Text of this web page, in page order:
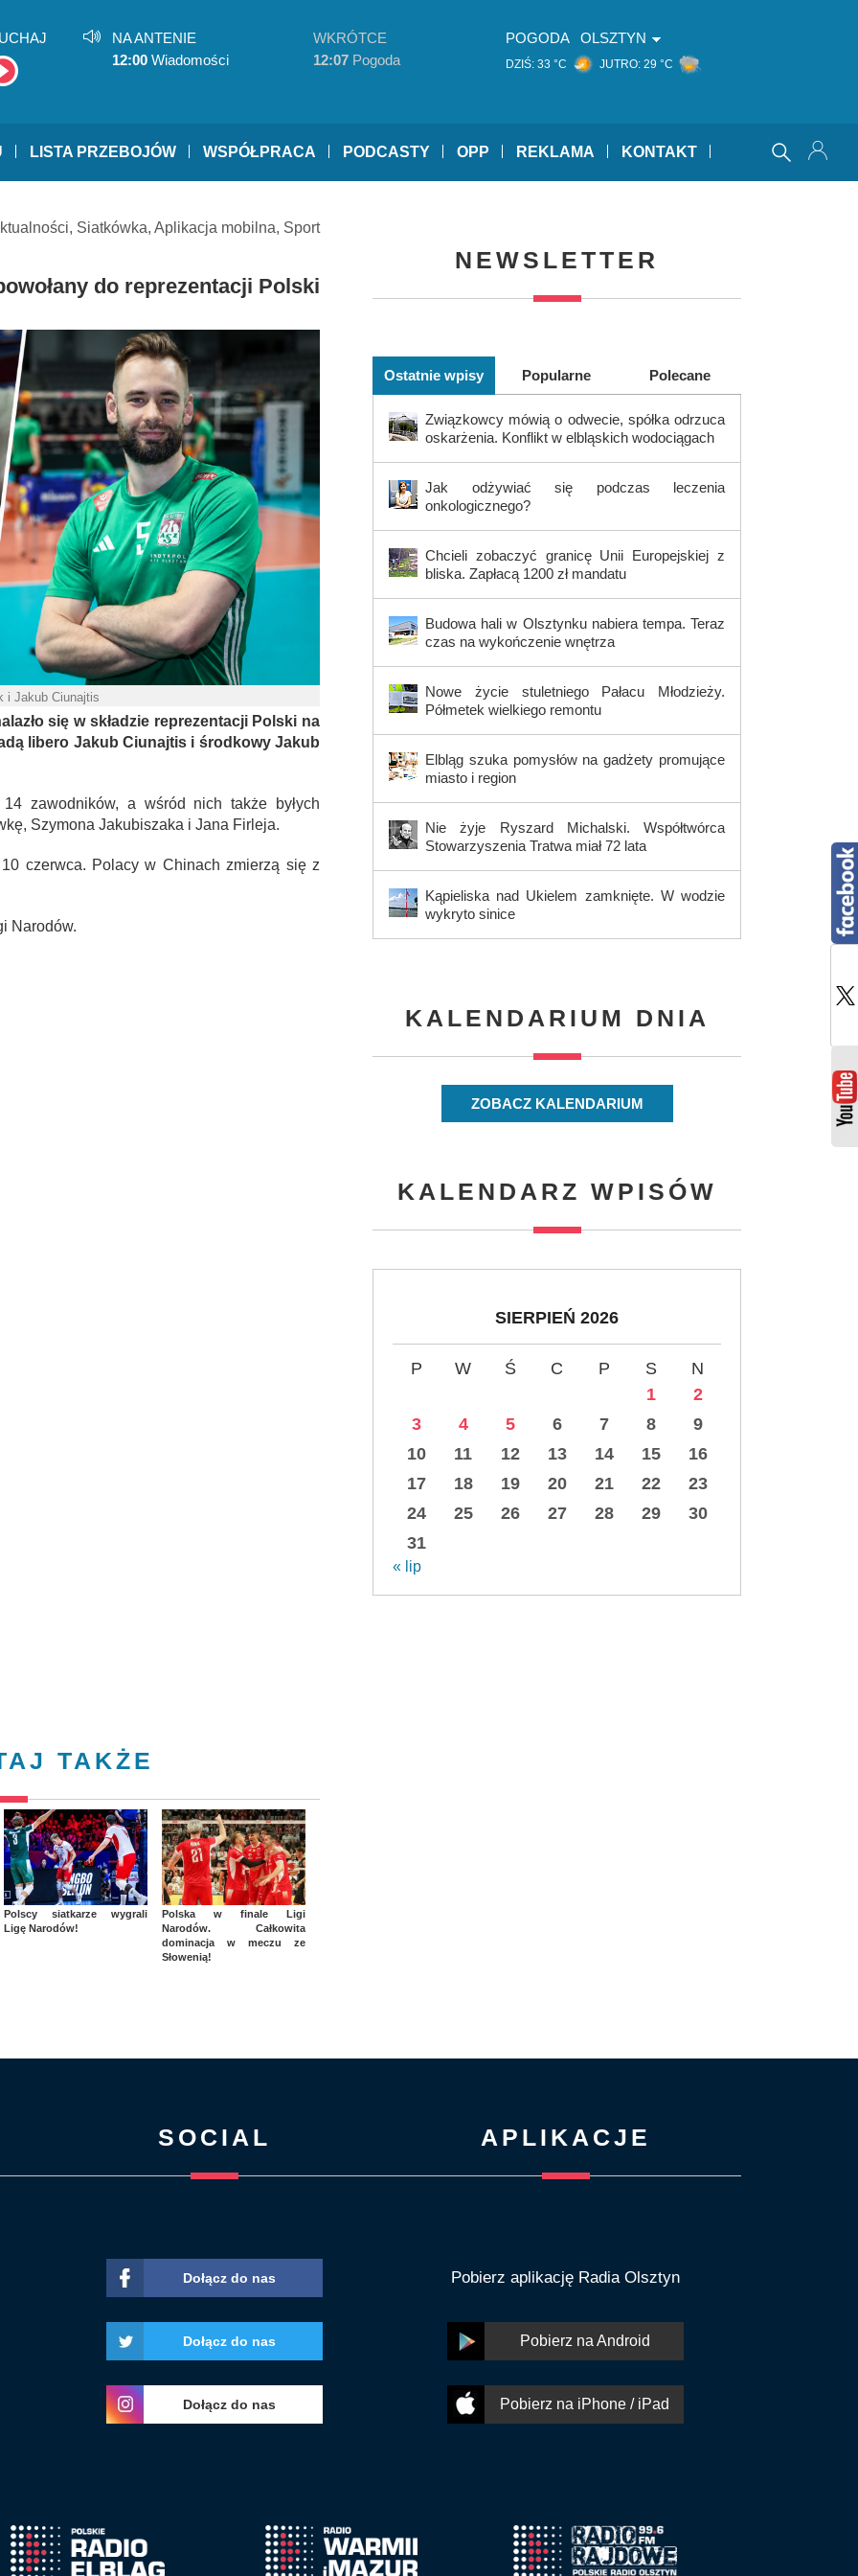
NA ANTENIE
12:00 Wiadomości
WKRÓTCE
12:07 Pogoda
POGODA OLSZTYN
DZIŚ: 33 °C JUTRO: 29 °C
LISTA PRZEBOJÓW WSPÓŁPRACA PODCASTY OPP REKLAMA KONTAKT
, Siatkówka, Aplikacja mobilna, Sport
do reprezentacji Polski
i Jakub Ciunajtis
się w składzie reprezentacji Polski na
libero Jakub Ciunajtis i środkowy Jakub
zawodników, a wśród nich także byłych
Szymona Jakubiszaka i Jana Firleja.
czerwca. Polacy w Chinach zmierzą się z
Narodów.
TAKŻE
Polscy siatkarze wygrali
Ligę Narodów!
Polska w finale Ligi
Narodów. Całkowita
dominacja w meczu ze
Słowenią!
NEWSLETTER
Ostatnie wpisy Popularne Polecane
Związkowcy mówią o odwecie, spółka odrzuca
oskarżenia. Konflikt w elbląskich wodociągach
Jak odżywiać się podczas leczenia
onkologicznego?
Chcieli zobaczyć granicę Unii Europejskiej z
bliska. Zapłacą 1200 zł mandatu
Budowa hali w Olsztynku nabiera tempa. Teraz
czas na wykończenie wnętrza
Nowe życie stuletniego Pałacu Młodzieży.
Półmetek wielkiego remontu
Elbląg szuka pomysłów na gadżety promujące
miasto i region
Nie żyje Ryszard Michalski. Współtwórca
Stowarzyszenia Tratwa miał 72 lata
Kąpieliska nad Ukielem zamknięte. W wodzie
wykryto sinice
KALENDARIUM DNIA
ZOBACZ KALENDARIUM
KALENDARZ WPISÓW
SIERPIEŃ 2026
P W Ś C P S
N
1
2
3
4 5 6 7 8
9
10
11 12 13 14 15
16
17
18 19 20 21 22
23
24
25 26 27 28 29
30
31
« lip
SOCIAL
Dołącz do nas
Dołącz do nas
Dołącz do nas
APLIKACJE
Pobierz aplikację Radia Olsztyn
Pobierz na Android
Pobierz na iPhone / iPad